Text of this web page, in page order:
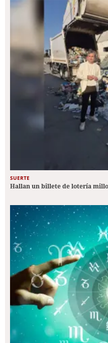
SUERTE
Hallan un billete de lotería